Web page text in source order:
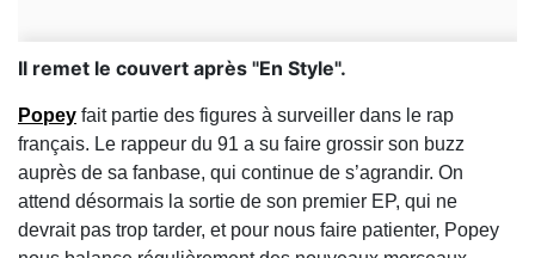
Il remet le couvert après "En Style".
Popey fait partie des figures à surveiller dans le rap
français. Le rappeur du 91 a su faire grossir son buzz
auprès de sa fanbase, qui continue de s’agrandir. On
attend désormais la sortie de son premier EP, qui ne
devrait pas trop tarder, et pour nous faire patienter, Popey